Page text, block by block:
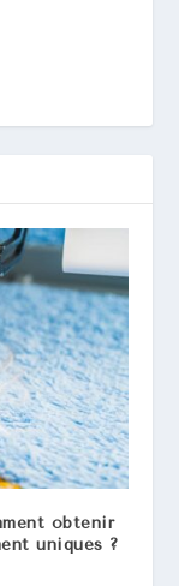
obtenir
uniques ?